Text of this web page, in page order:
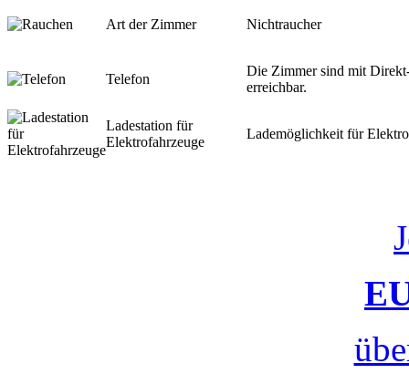
Art der Zimmer Nichtraucher
Telefon
Die Zimmer sind mit
erreichbar.
Ladestation für
Elektrofahrzeuge
Lademöglichkeit für